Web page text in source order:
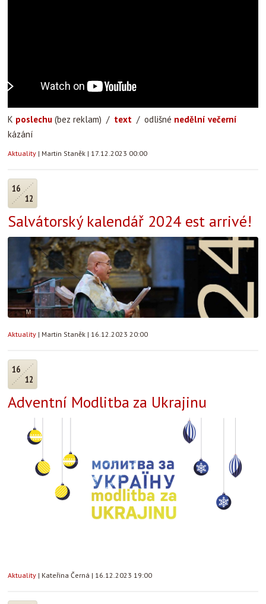
K poslechu (bez reklam) / text / odlišné nedělní večerní
kázání
Aktuality | Martin Staněk | 17.12.2023 00:00
16
12
Salvátorský kalendář 2024 est arrivé!
Aktuality | Martin Staněk | 16.12.2023 20:00
16
12
Adventní Modlitba za Ukrajinu
Aktuality | Kateřina Černá | 16.12.2023 19:00